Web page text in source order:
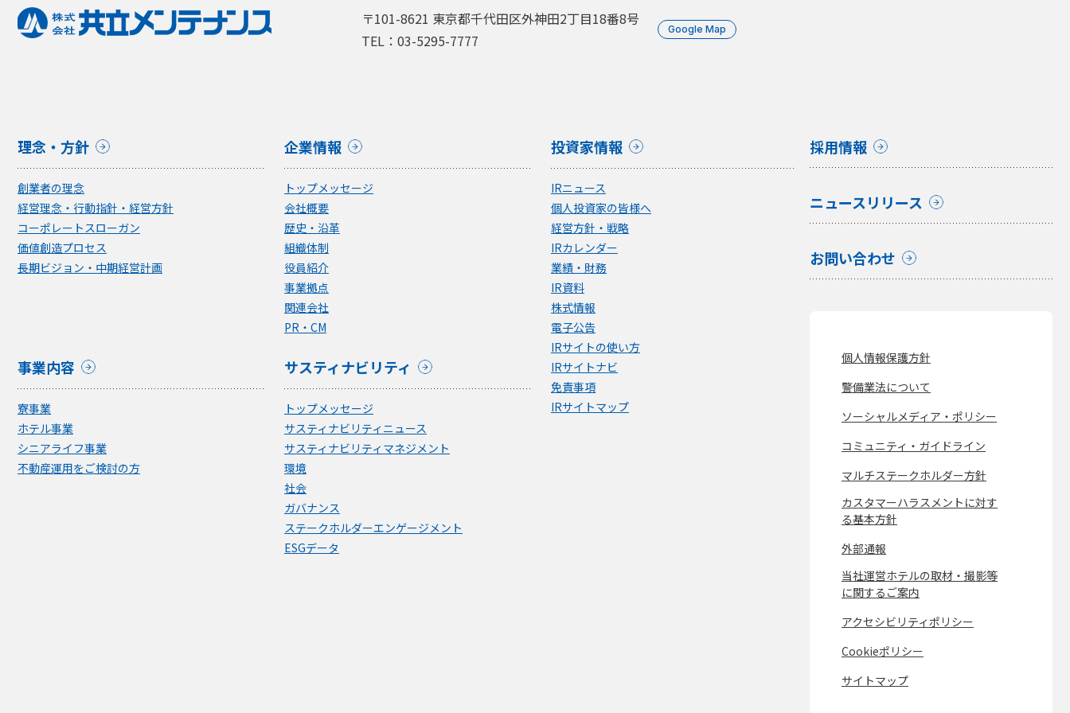
〒101-8621 東京都千代田区外神田2丁目18番8号
TEL：03-5295-7777
Google Map
理念・方針
創業者の理念
経営理念・行動指針・経営方針
コーポレートスローガン
価値創造プロセス
長期ビジョン・中期経営計画
企業情報
トップメッセージ
会社概要
歴史・沿革
組織体制
役員紹介
事業拠点
関連会社
PR・CM
事業内容
寮事業
ホテル事業
シニアライフ事業
不動産運用をご検討の方
サスティナビリティ
トップメッセージ
サスティナビリティニュース
サスティナビリティマネジメント
環境
社会
ガバナンス
ステークホルダーエンゲージメント
ESGデータ
投資家情報
IRニュース
個人投資家の皆様へ
経営方針・戦略
IRカレンダー
業績・財務
IR資料
株式情報
電子公告
IRサイトの使い方
IRサイトナビ
免責事項
IRサイトマップ
採用情報
ニュースリリース
お問い合わせ
個人情報保護方針
警備業法について
ソーシャルメディア・ポリシー
コミュニティ・ガイドライン
マルチステークホルダー方針
カスタマーハラスメントに対す
る基本方針
外部通報
当社運営ホテルの取材・撮影等
に関するご案内
アクセシビリティポリシー
Cookieポリシー
サイトマップ